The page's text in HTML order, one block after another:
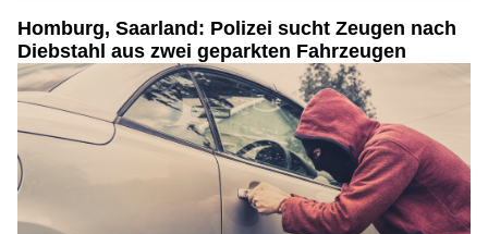
Homburg, Saarland: Polizei sucht Zeugen nach
Diebstahl aus zwei geparkten Fahrzeugen